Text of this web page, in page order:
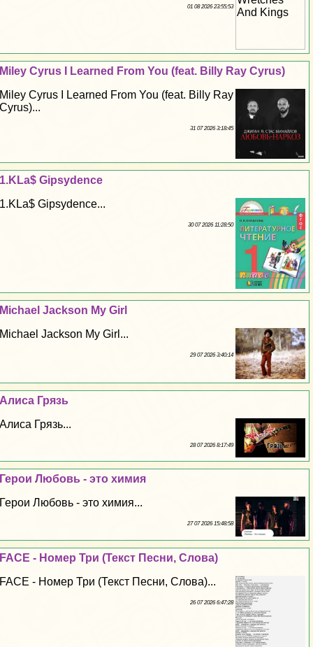
01 08 2026 23:55:53
Miley Cyrus I Learned From You (feat. Billy Ray Cyrus)
Miley Cyrus I Learned From You (feat. Billy Ray
Cyrus)...
31 07 2026 3:18:45
1.KLa$ Gipsydence
1.KLa$ Gipsydence...
30 07 2026 11:28:50
Michael Jackson My Girl
Michael Jackson My Girl...
29 07 2026 3:40:14
Алиса Грязь
Алиса Грязь...
28 07 2026 8:17:49
Герои Любовь - это химия
Герои Любовь - это химия...
27 07 2026 15:48:58
FACE - Номер Три (Текст Песни, Слова)
FACE - Номер Три (Текст Песни, Слова)...
26 07 2026 6:47:28